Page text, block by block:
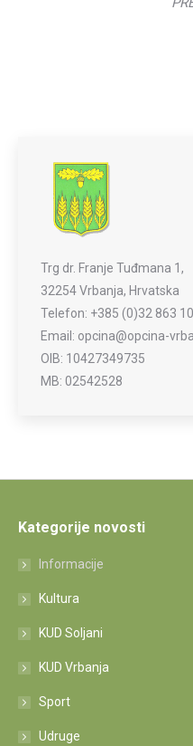
Trg dr. Franje Tuđmana 1,
32254 Vrbanja, Hrvatska
Telefon: +385 (0)32 863
Email: opcina@opcina-
OIB: 10427349735
MB: 02542528
Kategorije novosti
Informacije
Kultura
KUD Soljani
KUD Vrbanja
Sport
Udruge